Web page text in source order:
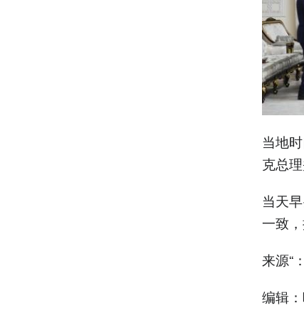
当地
克总
当天
一致
来源“
编辑